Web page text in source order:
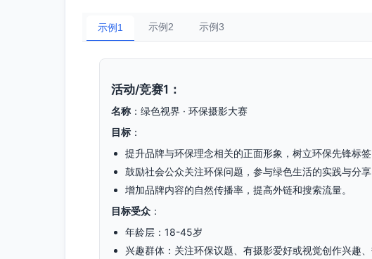
示例1 示例2 示例3
活动/竞赛1：
名称 ：绿色视界 · 环保摄影大赛
目标 ：
提升品牌与环保理念相关的正面形象，树立环保先锋标签
鼓励社会公众关注环保问题，参与绿色生活的实践与分享
增加品牌内容的自然传播率，提高外链和搜索流量。
目标受众 ：
年龄层：18-45岁
兴趣群体：关注环保议题、有摄影爱好或视觉创作兴趣